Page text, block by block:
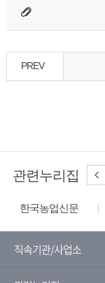
PREV
관련누리집
한국농업신문
한국농수산식품유
직속기관/사업소